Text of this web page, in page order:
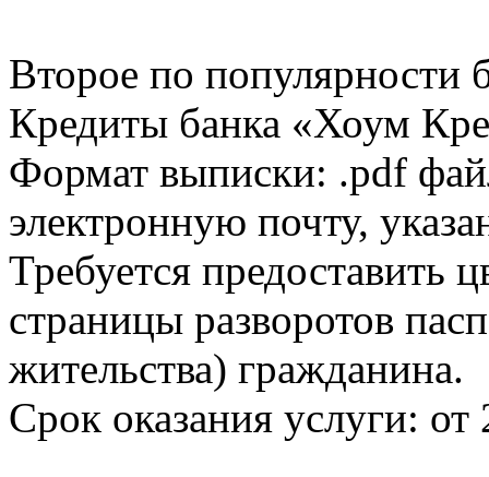
Второе по популярности
Кредиты банка «Хоум
Формат выписки: .pdf
электронную почту,
Требуется предоставить
страницы разворотов
жительства) гражданина.
Срок оказания услуги: от